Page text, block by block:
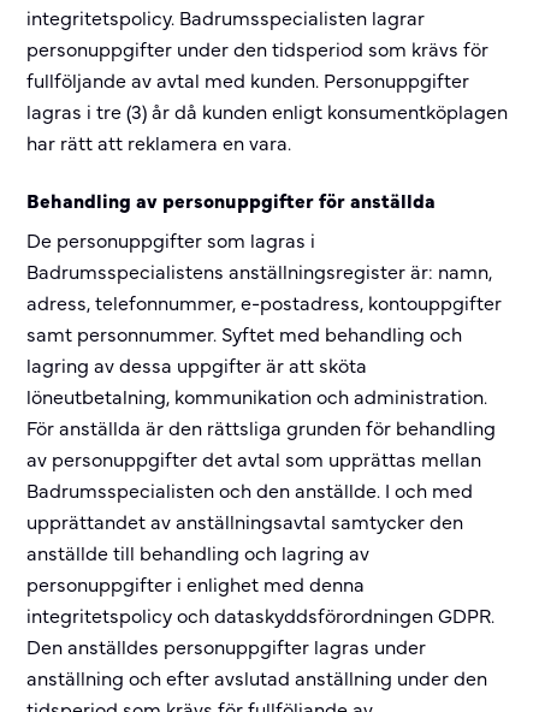
integritetspolicy. Badrumsspecialisten lagrar
personuppgifter under den tidsperiod som krävs för
fullföljande av avtal med kunden. Personuppgifter
lagras i tre (3) år då kunden enligt konsumentköplagen
har rätt att reklamera en vara.
Behandling av personuppgifter för anställda
De personuppgifter som lagras i
Badrumsspecialistens anställningsregister är: namn,
adress, telefonnummer, e-postadress, kontouppgifter
samt personnummer. Syftet med behandling och
lagring av dessa uppgifter är att sköta
löneutbetalning, kommunikation och administration.
För anställda är den rättsliga grunden för behandling
av personuppgifter det avtal som upprättas mellan
Badrumsspecialisten och den anställde. I och med
upprättandet av anställningsavtal samtycker den
anställde till behandling och lagring av
personuppgifter i enlighet med denna
integritetspolicy och dataskyddsförordningen GDPR.
Den anställdes personuppgifter lagras under
anställning och efter avslutad anställning under den